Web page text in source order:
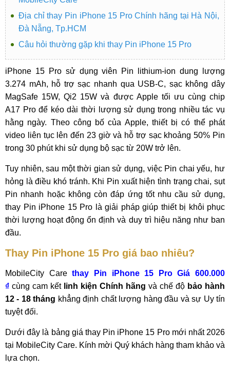
Địa chỉ thay Pin iPhone 15 Pro Chính hãng tại Hà Nội,
Đà Nẵng, Tp.HCM
Câu hỏi thường gặp khi thay Pin iPhone 15 Pro
iPhone 15 Pro sử dụng viên Pin lithium-ion dung lượng
3.274 mAh, hỗ trợ sạc nhanh qua USB-C, sạc không dây
MagSafe 15W, Qi2 15W và được Apple tối ưu cùng chip
A17 Pro để kéo dài thời lượng sử dụng trong nhiều tác vụ
hằng ngày. Theo công bố của Apple, thiết bị có thể phát
video liên tục lên đến 23 giờ và hỗ trợ sạc khoảng 50% Pin
trong 30 phút khi sử dụng bộ sạc từ 20W trở lên.
Tuy nhiên, sau một thời gian sử dụng, việc Pin chai yếu, hư
hỏng là điều khó tránh. Khi Pin xuất hiện tình trạng chai, sụt
Pin nhanh hoặc không còn đáp ứng tốt nhu cầu sử dụng,
thay Pin iPhone 15 Pro là giải pháp giúp thiết bị khôi phục
thời lượng hoạt động ổn định và duy trì hiệu năng như ban
đầu.
Thay Pin iPhone 15 Pro giá bao nhiêu?
MobileCity Carethay Pin iPhone 15 Pro Giá 600.000
₫ cùng cam kết linh kiện Chính hãng và chế độ bảo hành
12 - 18 tháng khẳng định chất lượng hàng đầu và sự Uy tín
tuyệt đối.
Dưới đây là bảng giá thay Pin iPhone 15 Pro mới nhất 2026
tại MobileCity Care. Kính mời Quý khách hàng tham khảo và
lựa chọn.